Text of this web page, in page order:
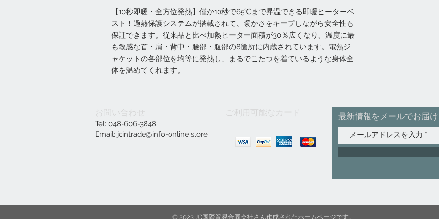
【10秒即暖・全方位発熱】僅か10秒で65℃まで昇温できる即暖ヒーターベ
スト！過熱保護システムが搭載されて、暖かさをキープしながら安全性も
保証できます。従来品と比べ加熱ヒーター面積が30％広くなり、温度に最
も敏感な首・肩・背中・腰部・腹部の8箇所に内蔵されています。電熱ジ
ャケットの各部位を均等に発熱し、まるでこたつを着ているような身体全
体を温めてくれます。
お問い合わせ
Tel: 048-606-3848
Email: jcintrade@info-online.store
ご利用可能なカード 最新情報をメールでお届
© 2023 JC国際貿易合同会社さん作成されたホームページです。